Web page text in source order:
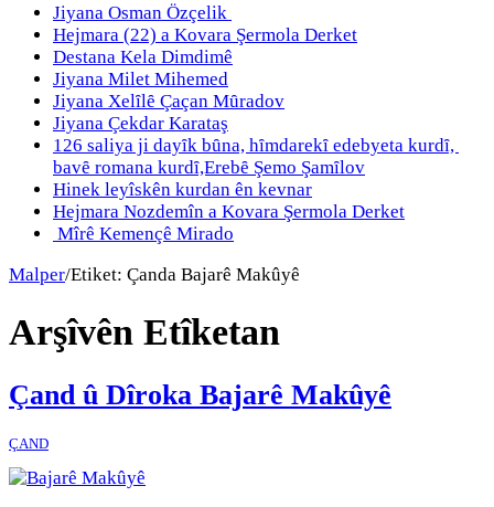
Jiyana Osman Özçelik
Hejmara (22) a Kovara Şermola Derket
Destana Kela Dimdimê
Jiyana Milet Mihemed
Jiyana Xelȋlȇ Çaçan Mȗradov
Jiyana Çekdar Karataş
126 saliya ji dayȋk bȗna, hȋmdarekȋ edebyeta kurdȋ,
bavȇ romana kurdȋ,Erebȇ Şemo Şamȋlov
Hinek leyîskên kurdan ên kevnar
Hejmara Nozdemîn a Kovara Şermola Derket
Mîrê Kemençê Mirado
Malper/Etiket: Çanda Bajarê Makûyê
Arşîvên Etîketan
Çand û Dîroka Bajarê Makûyê
ÇAND